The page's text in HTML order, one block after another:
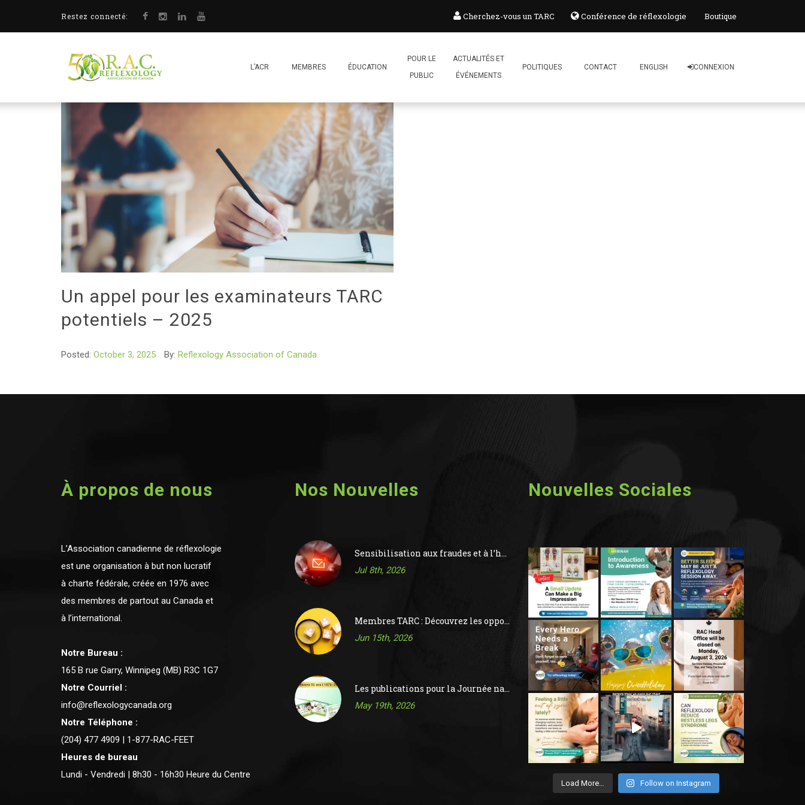
Restez connecté: Cherchez-vous un TARC Conférence de réflexologie Boutique
L’ACR MEMBRES ÉDUCATION
POUR LE
PUBLIC
ACTUALITÉS ET
ÉVÉNEMENTS
POLITIQUES CONTACT ENGLISH CONNEXION
Un appel pour les examinateurs TARC
potentiels – 2025
Posted: October 3, 2025 By: Reflexology Association of Canada
À propos de nous
L’Association canadienne de réflexologie
est une organisation à but non lucratif
à charte fédérale, créée en 1976 avec
des membres de partout au Canada et
à l’international.
Notre Bureau :
165 B rue Garry, Winnipeg (MB) R3C 1G7
Notre Courriel :
info@reflexologycanada.org
Notre Téléphone :
(204) 477 4909 | 1-877-RAC-FEET
Heures de bureau
Lundi - Vendredi | 8h30 - 16h30 Heure du Centre
Nos Nouvelles
Sensibilisation aux fraudes et à l’hameçonnage
Jul 8th, 2026
Membres TARC : Découvrez les opportunités sur le tableau d’affichage des offres d’emploi de l’ACR
Jun 15th, 2026
Les publications pour la Journée nationale de la réflexologie 2026 sont maintenant disponibles !
May 19th, 2026
Nouvelles Sociales
Load More… Follow on Instagram